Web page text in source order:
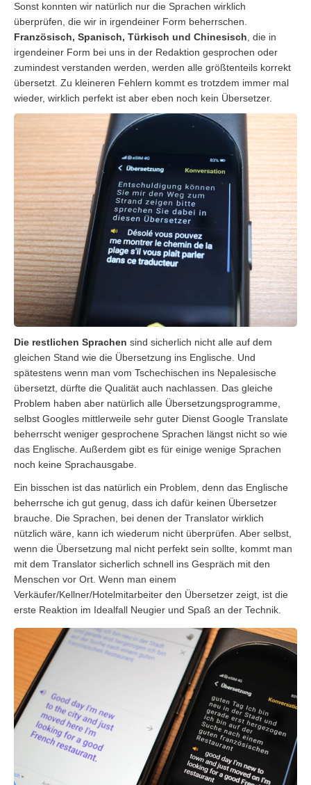
Sonst konnten wir natürlich nur die Sprachen wirklich
überprüfen, die wir in irgendeiner Form beherrschen.
Französisch, Spanisch, Türkisch und Chinesisch, die in
irgendeiner Form bei uns in der Redaktion gesprochen oder
zumindest verstanden werden, werden alle größtenteils korrekt
übersetzt. Zu kleineren Fehlern kommt es trotzdem immer mal
wieder, wirklich perfekt ist aber eben noch kein Übersetzer.
Die restlichen Sprachen sind sicherlich nicht alle auf dem
gleichen Stand wie die Übersetzung ins Englische. Und
spätestens wenn man vom Tschechischen ins Nepalesische
übersetzt, dürfte die Qualität auch nachlassen. Das gleiche
Problem haben aber natürlich alle Übersetzungsprogramme,
selbst Googles mittlerweile sehr guter Dienst Google Translate
beherrscht weniger gesprochene Sprachen längst nicht so wie
das Englische. Außerdem gibt es für einige wenige Sprachen
noch keine Sprachausgabe.
Ein bisschen ist das natürlich ein Problem, denn das Englische
beherrsche ich gut genug, dass ich dafür keinen Übersetzer
brauche. Die Sprachen, bei denen der Translator wirklich
nützlich wäre, kann ich wiederum nicht überprüfen. Aber selbst,
wenn die Übersetzung mal nicht perfekt sein sollte, kommt man
mit dem Translator sicherlich schnell ins Gespräch mit den
Menschen vor Ort. Wenn man einem
Verkäufer/Kellner/Hotelmitarbeiter den Übersetzer zeigt, ist die
erste Reaktion im Idealfall Neugier und Spaß an der Technik.